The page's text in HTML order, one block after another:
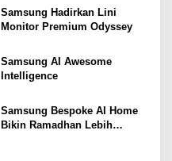
Samsung Hadirkan Lini
Monitor Premium Odyssey
Samsung AI Awesome
Intelligence
Samsung Bespoke AI Home
Bikin Ramadhan Lebih